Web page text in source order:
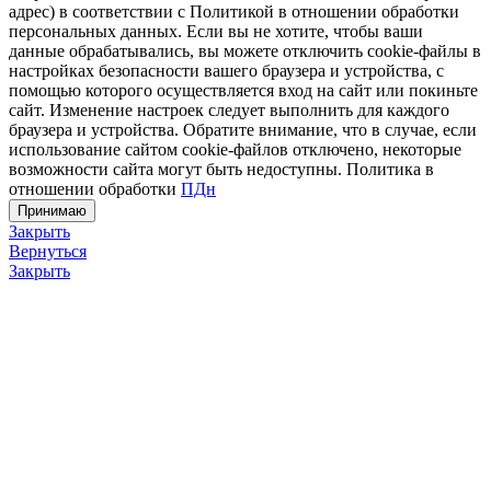
адрес) в соответствии с Политикой в отношении обработки
персональных данных. Если вы не хотите, чтобы ваши
данные обрабатывались, вы можете отключить cookie-файлы в
настройках безопасности вашего браузера и устройства, с
помощью которого осуществляется вход на сайт или покиньте
сайт. Изменение настроек следует выполнить для каждого
браузера и устройства. Обратите внимание, что в случае, если
использование сайтом cookie-файлов отключено, некоторые
возможности сайта могут быть недоступны. Политика в
отношении обработки ПДн
Принимаю
Закрыть
Вернуться
Закрыть